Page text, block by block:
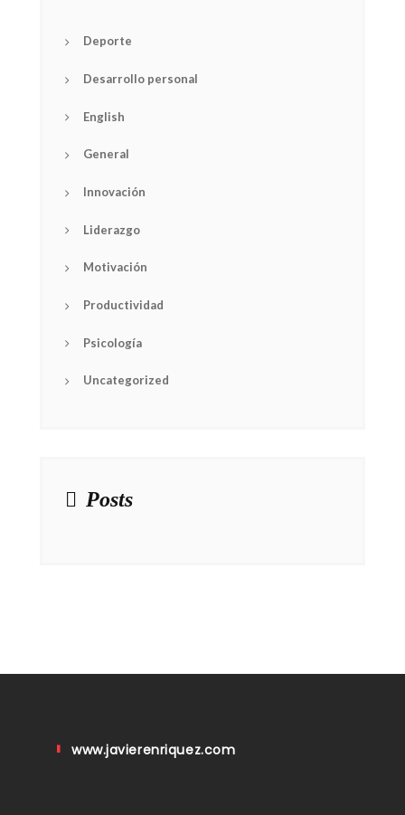
Deporte
Desarrollo personal
English
General
Innovación
Liderazgo
Motivación
Productividad
Psicología
Uncategorized
Posts
www.javierenriquez.com